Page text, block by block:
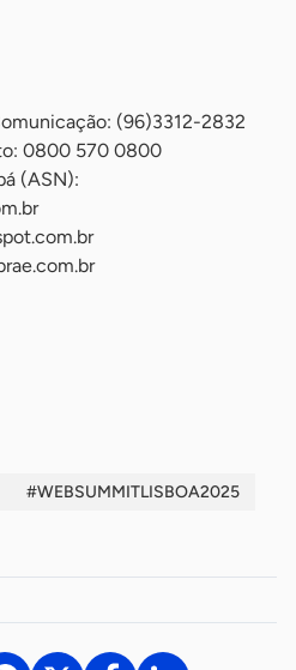
(96)3312-2832
0800 570 0800
(ASN):
#WEBSUMMITLISBOA2025